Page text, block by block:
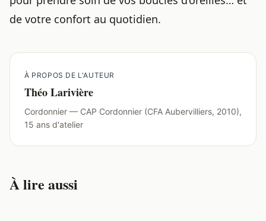
de votre confort au quotidien.
À PROPOS DE L'AUTEUR
Théo Larivière
Cordonnier — CAP Cordonnier (CFA Aubervilliers, 2010),
15 ans d'atelier
À lire aussi